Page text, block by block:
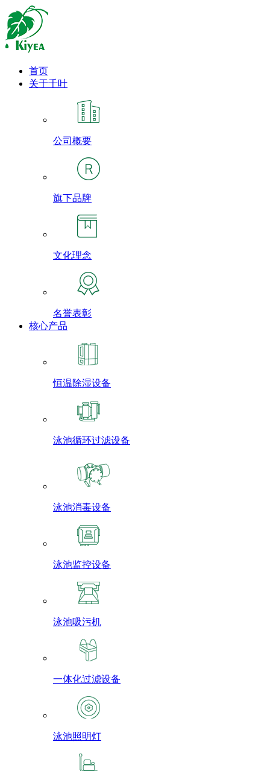
首页
关于千叶
公司概要
旗下品牌
文化理念
名誉表彰
核心产品
恒温除湿设备
泳池循环过滤设备
泳池消毒设备
泳池监控设备
泳池吸污机
一体化过滤设备
泳池照明灯